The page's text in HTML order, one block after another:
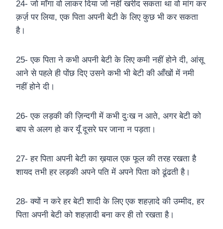
24- जो माँगा वो लाकर दिया जो नहीं खरीद सकता था वो मांग कर
क़र्ज़ पर लिया, एक पिता अपनी बेटी के लिए कुछ भी कर सकता
है।
25- एक पिता ने कभी अपनी बेटी के लिए कमी नहीं होने दी, आंसू
आने से पहले ही पोंछ दिए उसने कभी भी बेटी की आँखों में नमी
नहीं होने दी।
26- एक लड़की की ज़िन्दगी में कभी दुःख न आते, अगर बेटी को
बाप से अलग हो कर यूँ दूसरे घर जाना न पड़ता।
27- हर पिता अपनी बेटी का ख़याल एक फूल की तरह रखता है
शायद तभी हर लड़की अपने पति में अपने पिता को ढूंढती है।
28- क्यों न करे हर बेटी शादी के लिए एक शहज़ादे की उम्मीद, हर
पिता अपनी बेटी को शहज़ादी बना कर ही तो रखता है।